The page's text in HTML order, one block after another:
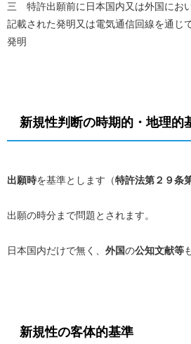
三 特許出願前に日本国内又は外国にお
記載された発明又は電気通信回線を通じ
発明
新規性判断の時期的・地理的
出願時を基準とします（特許法第２９条
出願の時分まで問題とされます。
日本国内だけで無く、 外国の公知文献等
新規性の客体的基準